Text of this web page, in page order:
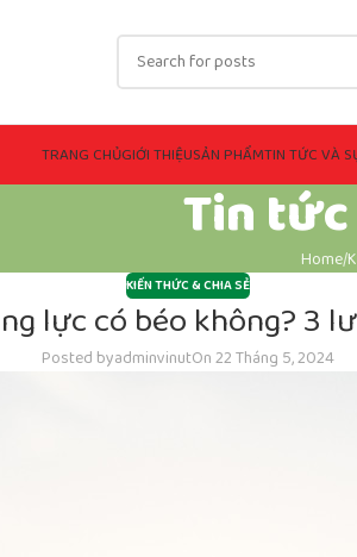
TRANG CHỦGIỚI THIỆUSẢN PHẨMTIN TỨC VÀ
Tin
Home
KIẾN THỨC & CHIA SẺ
lực có béo không? 3
Posted byadminvinutOn 22 Tháng 5, 2024